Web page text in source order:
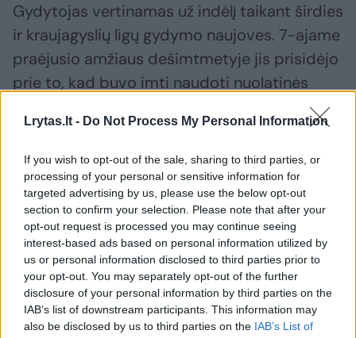
Lrytas.lt - Do Not Process My Personal Information
If you wish to opt-out of the sale, sharing to third parties, or
processing of your personal or sensitive information for
targeted advertising by us, please use the below opt-out
section to confirm your selection. Please note that after your
opt-out request is processed you may continue seeing
interest-based ads based on personal information utilized by
us or personal information disclosed to third parties prior to
your opt-out. You may separately opt-out of the further
disclosure of your personal information by third parties on the
IAB’s list of downstream participants. This information may
also be disclosed by us to third parties on the IAB’s List of
Gydytojas vertinamas už indėlį taikant širdies
ir kraujagyslių ligų gydymo naujoves. 7-ajame
praėjusio amžiaus dešimtmetyje jis prisidėjo
prie to, kad buvo imti naudoti nuolatinės
greitai išgelbėjo ne vieną gyvybę.
Be to, daktaras Lownas padėjo parodyti
vaisto lidokaino naudingumą širdies ligomis
sergantiems pacientams ir parodė, kad azoto
oksidas, žinomas kaip juoko dujos, gali būti
naudojamas širdies priepuolių sukeliamam
skausmui malšinti ir rezultatams gerinti
mažinant paciento nerimą.